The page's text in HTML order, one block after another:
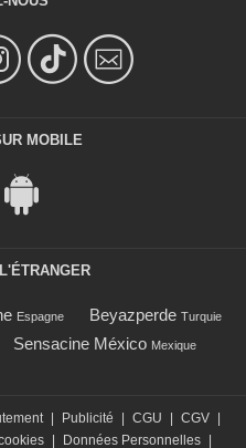
MOBILE
Espagne Beyazperde Turquie
Sensacine México Mexique
Publicité CGU CGV
Données Personnelles